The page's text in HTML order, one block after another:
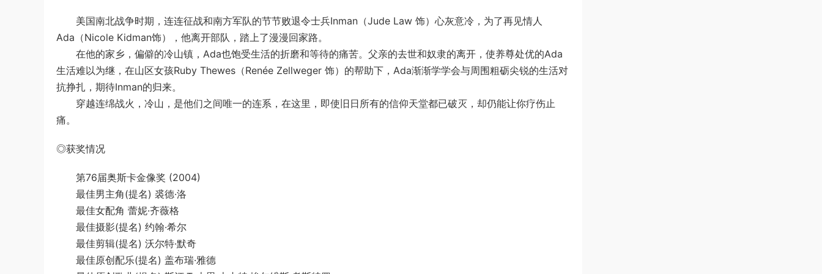
美国南北战争时期，连连征战和南方军队的节节败退令士兵Inman（Jude Law 饰）心灰意冷，为了再见情人
Ada（Nicole Kidman饰），他离开部队，踏上了漫漫回家路。
在他的家乡，偏僻的冷山镇，Ada也饱受生活的折磨和等待的痛苦。父亲的去世和奴隶的离开，使养尊处优的Ada
生活难以为继，在山区女孩Ruby Thewes（Renée Zellweger 饰）的帮助下，Ada渐渐学学会与周围粗砺尖锐的生活对
抗挣扎，期待Inman的归来。
穿越连绵战火，冷山，是他们之间唯一的连系，在这里，即使旧日所有的信仰天堂都已破灭，却仍能让你疗伤止
痛。
◎获奖情况
第76届奥斯卡金像奖 (2004)
最佳男主角(提名) 裘德·洛
最佳女配角 蕾妮·齐薇格
最佳摄影(提名) 约翰·希尔
最佳剪辑(提名) 沃尔特·默奇
最佳原创配乐(提名) 盖布瑞·雅德